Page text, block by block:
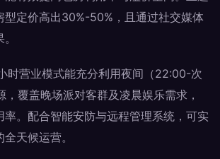
型定价高出30%-50%，且通过社交媒体
时营业模式能充分利用夜间（22:00-次
，覆盖晚场派对客群及凌晨娱乐需求，
率。配合智能安防与远程管理系统，可实
天候运营。